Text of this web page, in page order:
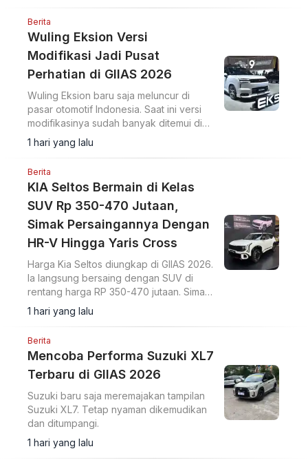
Berita
Wuling Eksion Versi
Modifikasi Jadi Pusat
Perhatian di GIIAS 2026
Wuling Eksion baru saja meluncur di
pasar otomotif Indonesia. Saat ini versi
modifikasinya sudah banyak ditemui di
jalan, ini salah satu referensinya.
1 hari yang lalu
Berita
KIA Seltos Bermain di Kelas
SUV Rp 350-470 Jutaan,
Simak Persaingannya Dengan
HR-V Hingga Yaris Cross
Harga Kia Seltos diungkap di GIIAS 2026.
Ia langsung bersaing dengan SUV di
rentang harga RP 350-470 jutaan. Simak
perbandingannya.
1 hari yang lalu
Berita
Mencoba Performa Suzuki XL7
Terbaru di GIIAS 2026
Suzuki baru saja meremajakan tampilan
Suzuki XL7. Tetap nyaman dikemudikan
dan ditumpangi.
1 hari yang lalu